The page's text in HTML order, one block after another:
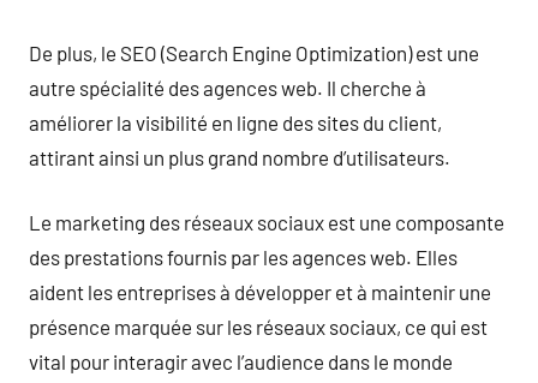
De plus, le SEO (Search Engine Optimization) est une
autre spécialité des agences web. Il cherche à
améliorer la visibilité en ligne des sites du client,
attirant ainsi un plus grand nombre d’utilisateurs.
Le marketing des réseaux sociaux est une composante
des prestations fournis par les agences web. Elles
aident les entreprises à développer et à maintenir une
présence marquée sur les réseaux sociaux, ce qui est
vital pour interagir avec l’audience dans le monde